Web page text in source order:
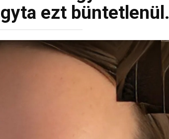
ezt büntetlenül.